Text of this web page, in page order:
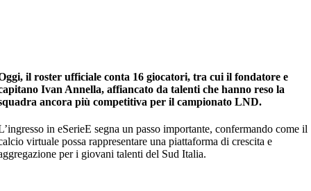
il roster ufficiale conta 16 giocatori, tra cui il fondatore e
Ivan Annella, affiancato da talenti che hanno reso la
ancora più competitiva per il campionato LND.
in eSerieE segna un passo importante, confermando come il
virtuale possa rappresentare una piattaforma di crescita e
per i giovani talenti del Sud Italia.